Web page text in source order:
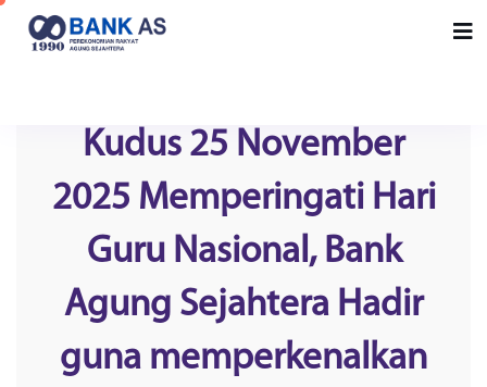
Kudus 25 November
2025 Memperingati Hari
Guru Nasional, Bank
Agung Sejahtera Hadir
guna memperkenalkan